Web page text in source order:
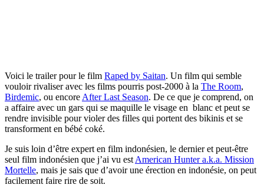
Voici le trailer pour le film Raped by Saitan. Un film qui semble
vouloir rivaliser avec les films pourris post-2000 à la The Room,
Birdemic, ou encoreAfter Last Season. De ce que je comprend, on
a affaire avec un gars qui se maquille le visage en blanc et peut se
rendre invisible pour violer des filles qui portent des bikinis et se
transforment en bébé coké.
Je suis loin d’être expert en film indonésien, le dernier et peut-être
seul film indonésien que j’ai vu estAmerican Hunter a.k.a. Mission
Mortelle, mais je sais que d’avoir une érection en indonésie, on peut
facilement faire rire de soit.